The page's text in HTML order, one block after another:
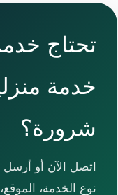
تحتاج
خدمة
شرورة؟
اتصل الآن أو
نوع الخدمة،